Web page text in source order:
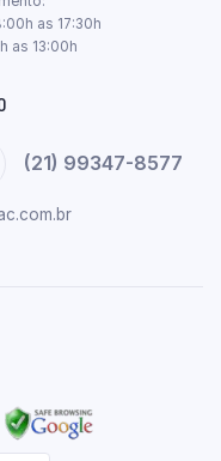
as 17:30h
as 13:00h
(21) 99347-8577